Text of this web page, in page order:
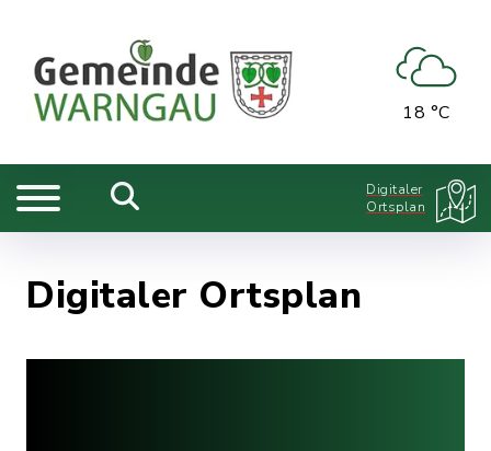
18 °C
Digitaler
Ortsplan
Digitaler Ortsplan